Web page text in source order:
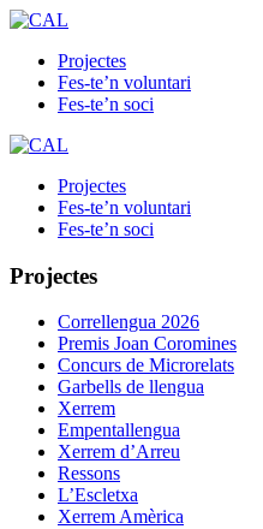
Projectes
Fes-te’n voluntari
Fes-te’n soci
Projectes
Fes-te’n voluntari
Fes-te’n soci
Projectes
Correllengua 2026
Premis Joan Coromines
Concurs de Microrelats
Garbells de llengua
Xerrem
Empentallengua
Xerrem d’Arreu
Ressons
L’Escletxa
Xerrem Amèrica